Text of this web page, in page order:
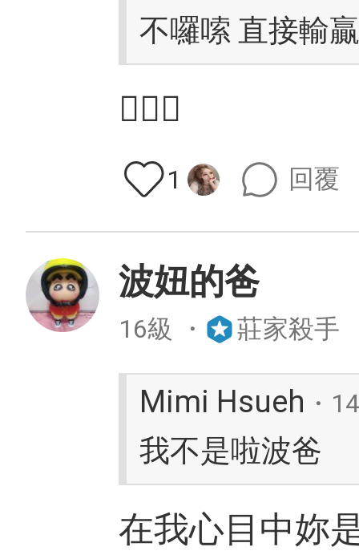
不囉嗦 直接輸贏
⛹🏿‍♂️
1 回覆
波妞的爸
16級 ・ 莊家殺手
Mimi Hsueh ・
我不是啦波爸
在我心目中妳